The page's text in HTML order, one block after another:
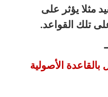
مثلا يؤثر على
تلك القواعد.
يستدل بالقاعدة الأصولية